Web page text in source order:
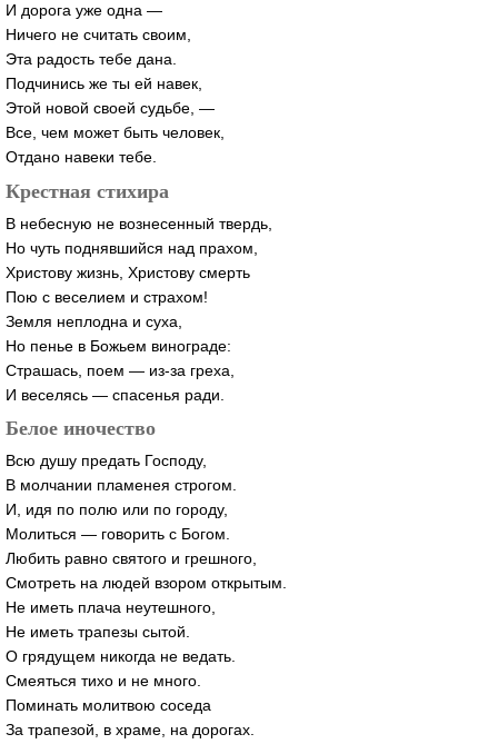
И дорога уже одна —
Ничего не считать своим,
Эта радость тебе дана.
Подчинись же ты ей навек,
Этой новой своей судьбе, —
Все, чем может быть человек,
Отдано навеки тебе.
Крестная стихира
В небесную не вознесенный твердь,
Но чуть поднявшийся над прахом,
Христову жизнь, Христову смерть
Пою с веселием и страхом!
Земля неплодна и суха,
Но пенье в Божьем винограде:
Страшась, поем — из-за греха,
И веселясь — спасенья ради.
Белое иночество
Всю душу предать Господу,
В молчании пламенея строгом.
И, идя по полю или по городу,
Молиться — говорить с Богом.
Любить равно святого и грешного,
Смотреть на людей взором открытым.
Не иметь плача неутешного,
Не иметь трапезы сытой.
О грядущем никогда не ведать.
Смеяться тихо и не много.
Поминать молитвою соседа
За трапезой, в храме, на дорогах.